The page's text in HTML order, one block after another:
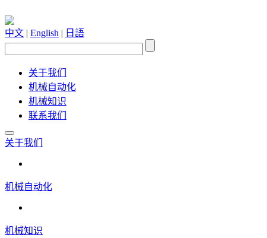
中文 | English | 日語
关于我们
机械自动化
机械知识
联系我们
关于我们
机械自动化
机械知识